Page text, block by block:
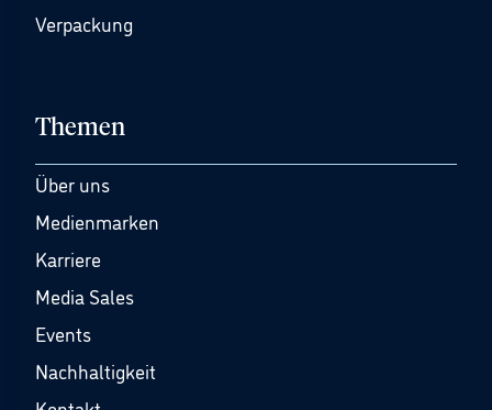
Verpackung
Themen
Über uns
Medienmarken
Karriere
Media Sales
Events
Nachhaltigkeit